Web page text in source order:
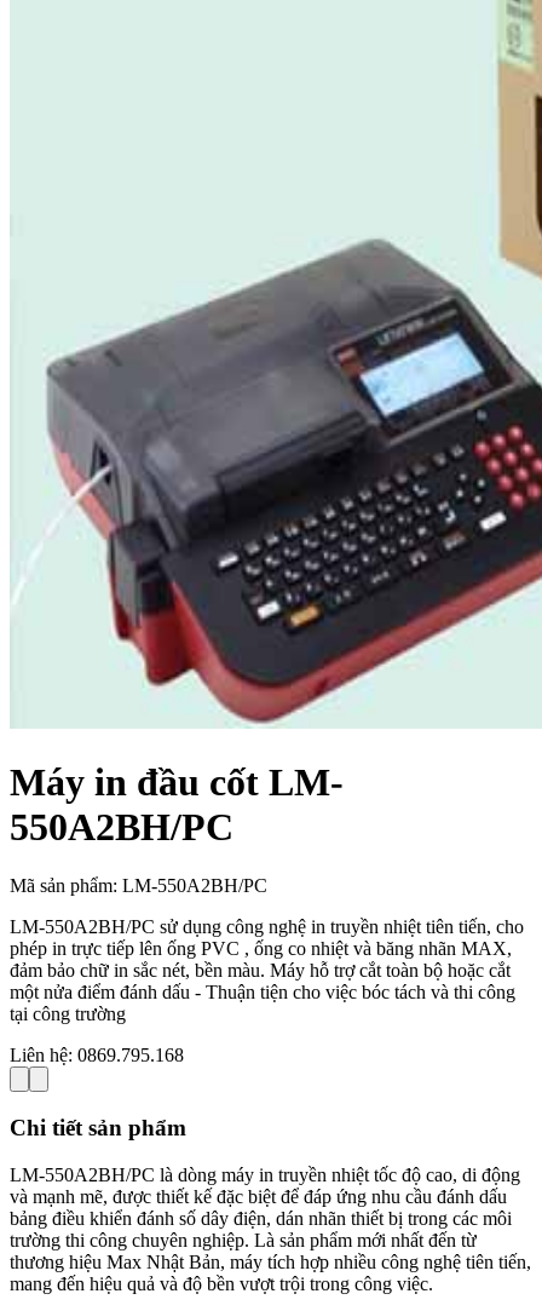
Máy in đầu cốt LM-
550A2BH/PC
Mã sản phẩm: LM-550A2BH/PC
LM-550A2BH/PC sử dụng công nghệ in truyền nhiệt tiên tiến, cho
phép in trực tiếp lên ống PVC , ống co nhiệt và băng nhãn MAX,
đảm bảo chữ in sắc nét, bền màu. Máy hỗ trợ cắt toàn bộ hoặc cắt
một nửa điểm đánh dấu - Thuận tiện cho việc bóc tách và thi công
tại công trường
Liên hệ: 0869.795.168
Chi tiết sản phẩm
LM-550A2BH/PC là dòng máy in truyền nhiệt tốc độ cao, di động
và mạnh mẽ, được thiết kế đặc biệt để đáp ứng nhu cầu đánh dấu
bảng điều khiển đánh số dây điện, dán nhãn thiết bị trong các môi
trường thi công chuyên nghiệp. Là sản phẩm mới nhất đến từ
thương hiệu Max Nhật Bản, máy tích hợp nhiều công nghệ tiên tiến,
mang đến hiệu quả và độ bền vượt trội trong công việc.